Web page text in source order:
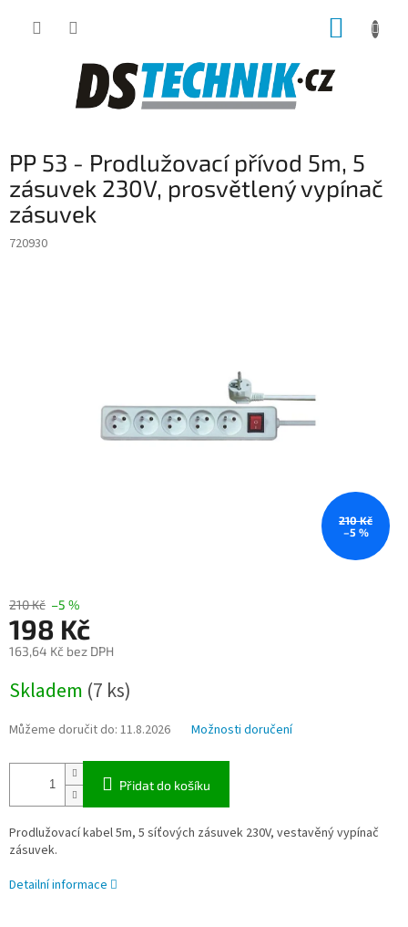
PP 53 - Prodlužovací přívod 5m, 5
zásuvek 230V, prosvětlený vypínač
zásuvek
720930
210 Kč
–5 %
210 Kč –5 %
198 Kč
163,64 Kč bez DPH
cena:
Skladem (7 ks)
Můžeme doručit do: 11.8.2026 Možnosti doručení
Přidat do košíku
Prodlužovací kabel 5m, 5 síťových zásuvek 230V, vestavěný vypínač
zásuvek.
Detailní informace